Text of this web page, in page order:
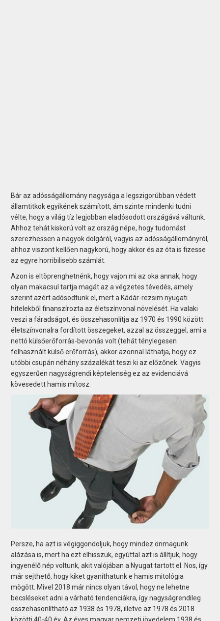
Bár az adósságállomány nagysága a legszigorúbban védett
államtitkok egyikének számított, ám szinte mindenki tudni
vélte, hogy a világ tíz legjobban eladósodott országává váltunk.
Ahhoz tehát kiskorú volt az ország népe, hogy tudomást
szerezhessen a nagyok dolgáról, vagyis az adósságállományról,
ahhoz viszont kellően nagykorú, hogy akkor és az óta is fizesse
az egyre horribilisebb számlát.
Azon is eltöprenghetnénk, hogy vajon mi az oka annak, hogy
olyan makacsul tartja magát az a végzetes tévedés, amely
szerint azért adósodtunk el, mert a Kádár-rezsim nyugati
hitelekből finanszírozta az életszínvonal növelését. Ha valaki
veszi a fáradságot, és összehasonlítja az 1970 és 1990 között
életszínvonalra fordított összegeket, azzal az összeggel, ami a
nettó külsőerőforrás-bevonás volt (tehát ténylegesen
felhasznált külső erőforrás), akkor azonnal láthatja, hogy ez
utóbbi csupán néhány százalékát teszi ki az előzőnek. Vagyis
egyszerűen nagyságrendi képtelenség ez az evidenciává
kövesedett hamis mítosz.
Persze, ha azt is végiggondoljuk, hogy mindez önmagunk
alázása is, mert ha ezt elhisszük, egyúttal azt is állítjuk, hogy
ingyenélő nép voltunk, akit valójában a Nyugat tartott el. Nos, így
már sejthető, hogy kiket gyaníthatunk e hamis mitológia
mögött. Mivel 2018 már nincs olyan távol, hogy ne lehetne
becsléseket adni a várható tendenciákra, így nagyságrendileg
összehasonlítható az 1938 és 1978, illetve az 1978 és 2018